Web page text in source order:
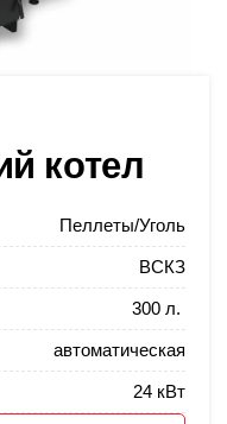
котел
Пеллеты/Уголь
ВСКЗ
300 л.
автоматическая
24 кВт